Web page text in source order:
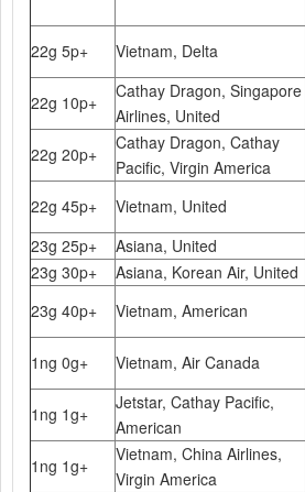
22g 5p+
Vietnam, Delta
22g 10p+
Cathay Dragon, Singapore
Airlines, United
22g 20p+
Cathay Dragon, Cathay
Pacific, Virgin America
22g 45p+
Vietnam, United
23g 25p+
Asiana, United
23g 30p+
Asiana, Korean Air, United
23g 40p+
Vietnam, American
1ng 0g+
Vietnam, Air Canada
1ng 1g+
Jetstar, Cathay Pacific,
American
1ng 1g+
Vietnam, China Airlines,
Virgin America